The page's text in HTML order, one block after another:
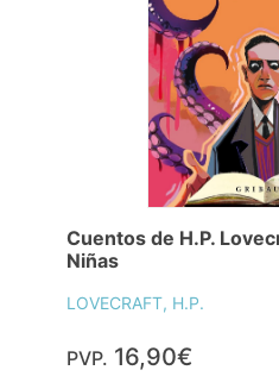
Cuentos de H.P.
Niñas
LOVECRAFT, H.P.
PVP. 16,90€